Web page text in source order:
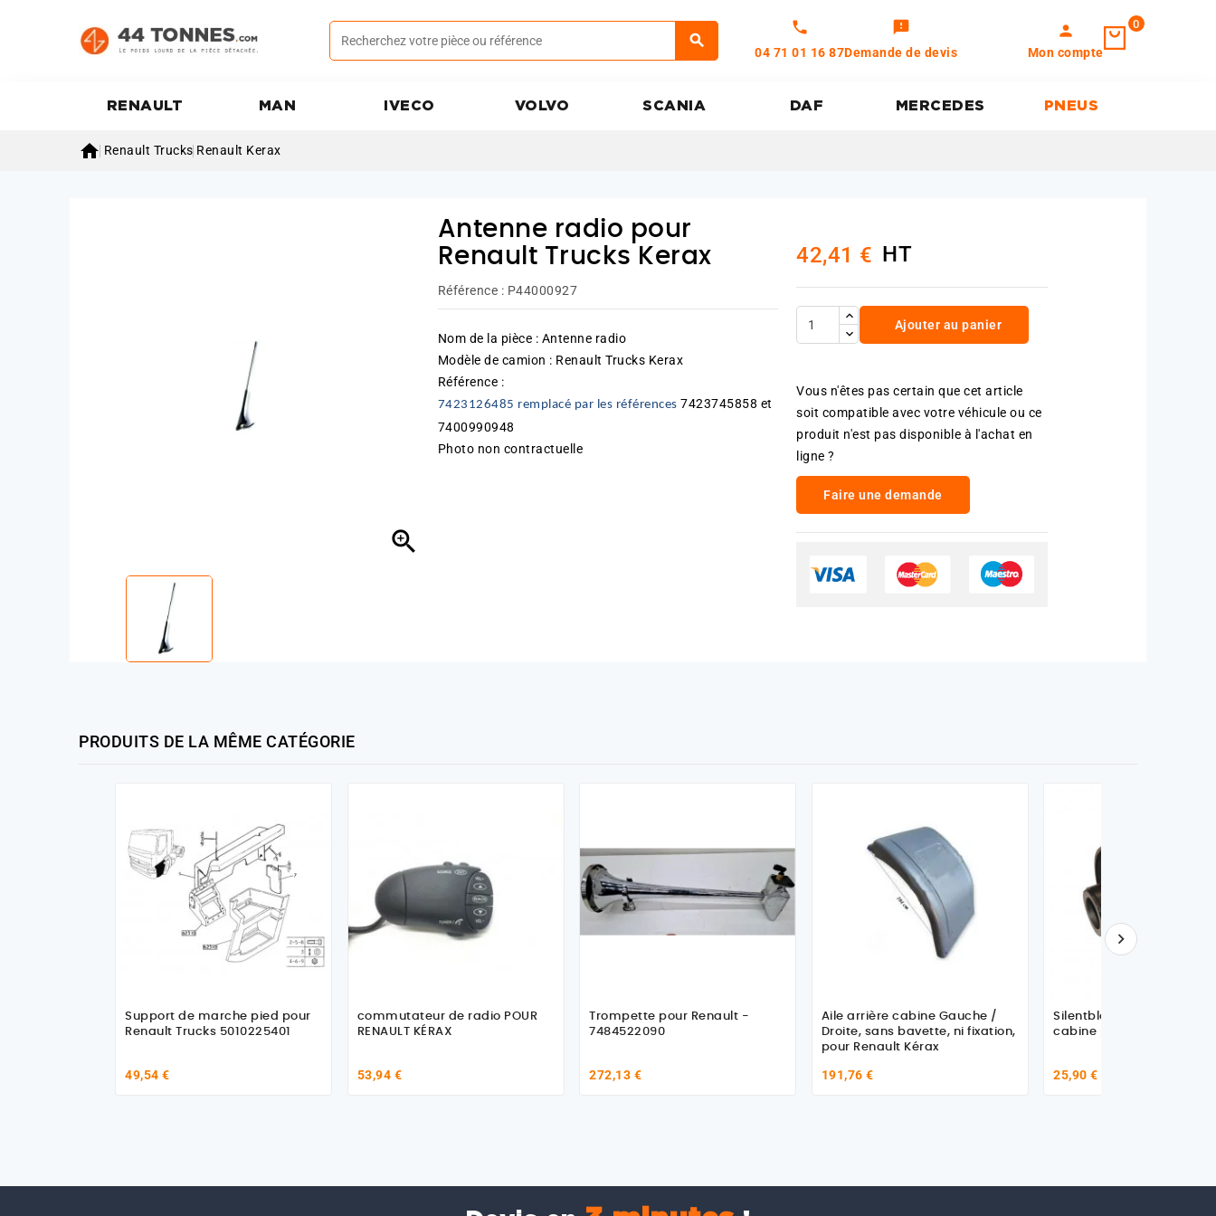
call
04 71 01 16 87
feedback
Demande de devis
person
Mon compte
0
RENAULT MAN IVECO VOLVO SCANIA DAF MERCEDES PNEUS
 Renault Trucks Renault Kerax

Antenne radio pour
Renault Trucks Kerax
Référence : P44000927
Nom de la pièce : Antenne radio
Modèle de camion : Renault Trucks Kerax
Référence :
7423126485 remplacé par les références 7423745858 et
7400990948
Photo non contractuelle
42,41 € HT
Ajouter au panier
Vous n'êtes pas certain que cet article
soit compatible avec votre véhicule ou ce
produit n'est pas disponible à l'achat en
ligne ?
Faire une demande
PRODUITS DE LA MÊME CATÉGORIE
Support de marche pied pour
Renault Trucks 5010225401
49,54 €
commutateur de radio POUR
RENAULT KÉRAX
53,94 €
Trompette pour Renault -
7484522090
272,13 €
Aile arrière cabine Gauche /
Droite, sans bavette, ni fixation,
pour Renault Kérax
191,76 €
Silentblocs articulation
cabine pour Renault -
25,90 €
